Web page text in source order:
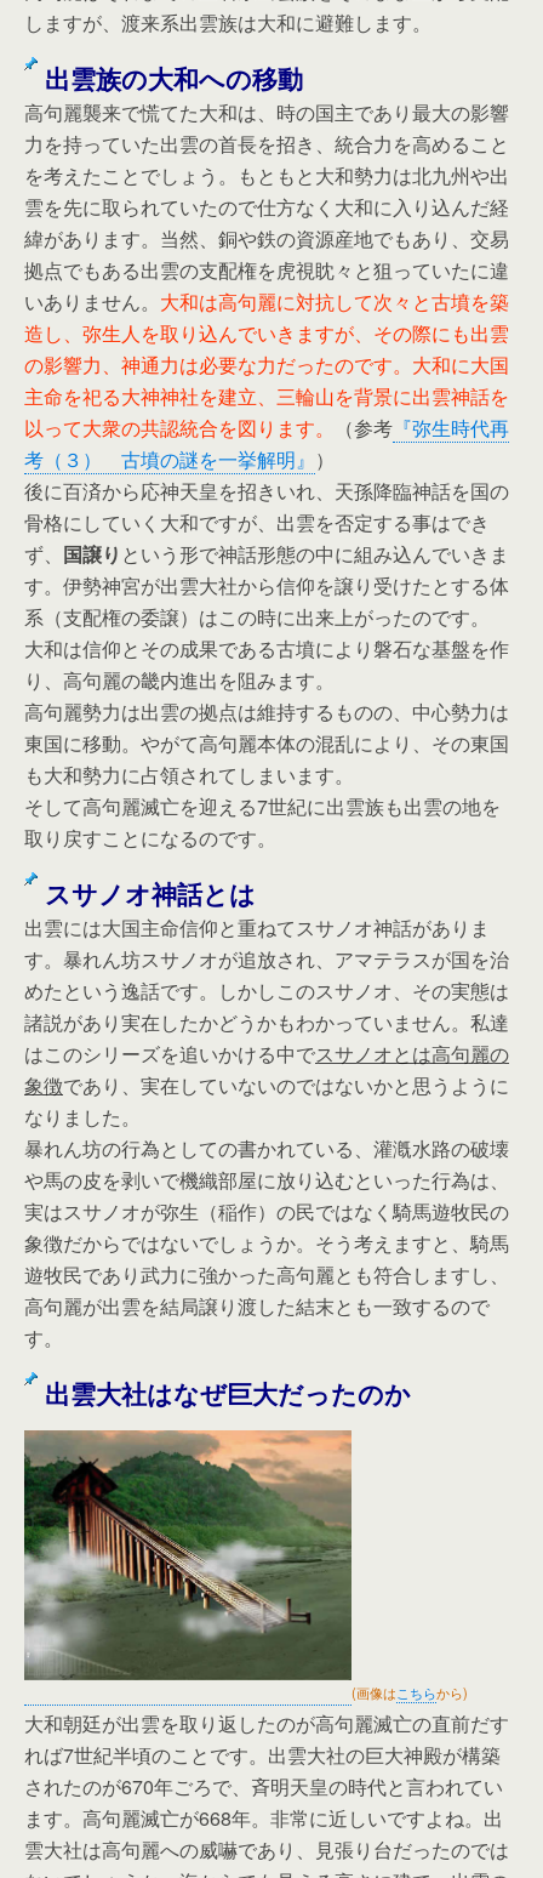
しますが、渡来系出雲族は大和に避難します。
出雲族の大和への移動
高句麗襲来で慌てた大和は、時の国主であり最大の影響
力を持っていた出雲の首長を招き、統合力を高めること
を考えたことでしょう。もともと大和勢力は北九州や出
雲を先に取られていたので仕方なく大和に入り込んだ経
緯があります。当然、銅や鉄の資源産地でもあり、交易
拠点でもある出雲の支配権を虎視眈々と狙っていたに違
いありません。 大和は高句麗に対抗して次々と古墳を築
造し、弥生人を取り込んでいきますが、その際にも出雲
の影響力、神通力は必要な力だったのです。大和に大国
主命を祀る大神神社を建立、三輪山を背景に出雲神話を
以って大衆の共認統合を図ります。
（参考 『弥生時代再
考（３） 古墳の謎を一挙解明』 ）
後に百済から応神天皇を招きいれ、天孫降臨神話を国の
骨格にしていく大和ですが、出雲を否定する事はでき
ず、 国譲り という形で神話形態の中に組み込んでいきま
す。伊勢神宮が出雲大社から信仰を譲り受けたとする体
系（支配権の委譲）はこの時に出来上がったのです。
大和は信仰とその成果である古墳により磐石な基盤を作
り、高句麗の畿内進出を阻みます。
高句麗勢力は出雲の拠点は維持するものの、中心勢力は
東国に移動。やがて高句麗本体の混乱により、その東国
も大和勢力に占領されてしまいます。
そして高句麗滅亡を迎える7世紀に出雲族も出雲の地を
取り戻すことになるのです。
スサノオ神話とは
出雲には大国主命信仰と重ねてスサノオ神話がありま
す。暴れん坊スサノオが追放され、アマテラスが国を治
めたという逸話です。しかしこのスサノオ、その実態は
諸説があり実在したかどうかもわかっていません。私達
はこのシリーズを追いかける中でスサノオとは高句麗の
象徴であり、実在していないのではないかと思うように
なりました。
暴れん坊の行為としての書かれている、灌漑水路の破壊
や馬の皮を剥いで機織部屋に放り込むといった行為は、
実はスサノオが弥生（稲作）の民ではなく騎馬遊牧民の
象徴だからではないでしょうか。そう考えますと、騎馬
遊牧民であり武力に強かった高句麗とも符合しますし、
高句麗が出雲を結局譲り渡した結末とも一致するので
す。
出雲大社はなぜ巨大だったのか
(画像はこちらから)
大和朝廷が出雲を取り返したのが高句麗滅亡の直前だす
れば7世紀半頃のことです。出雲大社の巨大神殿が構築
されたのが670年ごろで、斉明天皇の時代と言われてい
ます。高句麗滅亡が668年。非常に近しいですよね。出
雲大社は高句麗への威嚇であり、見張り台だったのでは